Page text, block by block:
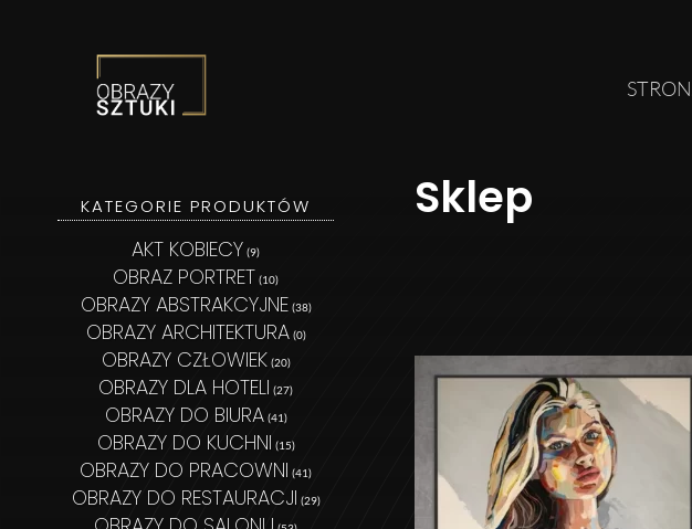
Sklep
KATEGORIE PRODUKTÓW
AKT KOBIECY (9)
OBRAZ PORTRET (10)
OBRAZY ABSTRAKCYJNE (38)
OBRAZY ARCHITEKTURA (0)
OBRAZY CZŁOWIEK (20)
OBRAZY DLA HOTELI (27)
OBRAZY DO BIURA (41)
OBRAZY DO KUCHNI (15)
OBRAZY DO PRACOWNI (41)
OBRAZY DO RESTAURACJI (29)